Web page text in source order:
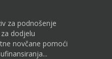
za podnošenje
dodjelu
novčane pomoći